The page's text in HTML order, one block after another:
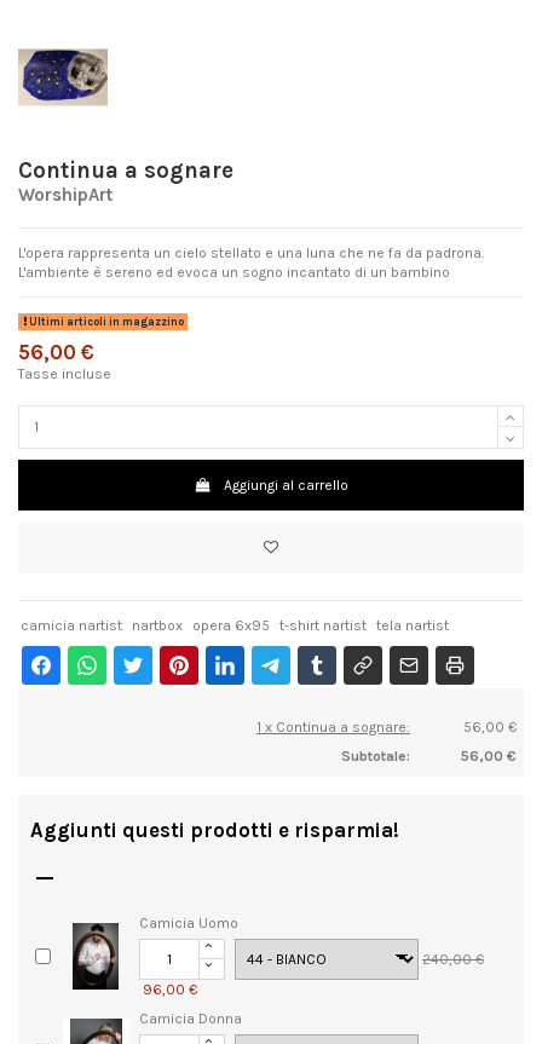
Continua a sognare
WorshipArt
L'opera rappresenta un cielo stellato e una luna che ne fa da padrona.
L'ambiente è sereno ed evoca un sogno incantato di un bambino
Ultimi articoli in magazzino
56,00 €
Tasse incluse
Aggiungi al carrello
camicia nartist nartbox opera 6x95 t-shirt nartist tela nartist
1 x Continua a sognare:
56,00 €
Subtotale:
56,00 €
Aggiunti questi prodotti e risparmia!

Camicia Uomo
240,00 €
96,00 €
Camicia Donna